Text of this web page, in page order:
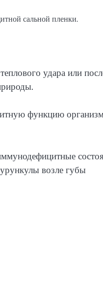
сальной пленки.
удара или
функцию
возле губы